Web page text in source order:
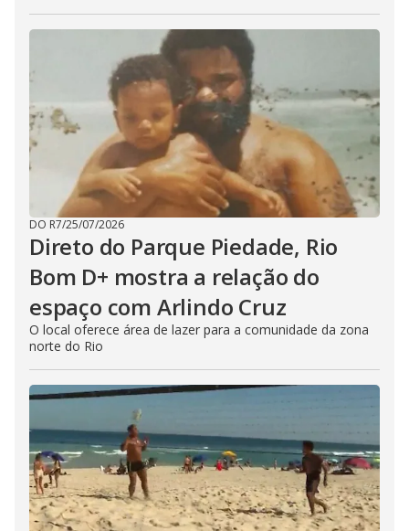
DO R7/25/07/2026
Direto do Parque Piedade, Rio
Bom D+ mostra a relação do
espaço com Arlindo Cruz
O local oferece área de lazer para a comunidade da zona
norte do Rio